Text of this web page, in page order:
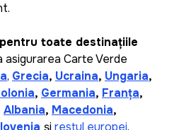
toate destinațiile
asigurarea Carte Verde
, Grecia, Ucraina, Ungaria,
, Germania, Franța,
Albania, Macedonia,
șirestul europei.